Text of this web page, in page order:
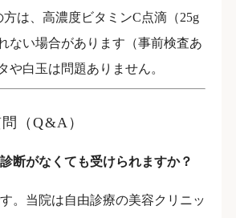
は、高濃度ビタミンC点滴（25g
ない場合があります（事前検査あ
や白玉は問題ありません。
（Q&A）
断がなくても受けられますか？
。当院は自由診療の美容クリニッ